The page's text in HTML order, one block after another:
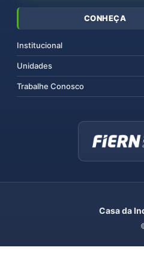
CONHEÇA
Institucional
Unidades
Trabalhe Conosco
Casa da